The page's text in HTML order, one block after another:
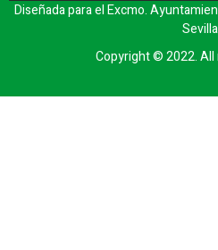
Diseñada para el Excmo.
Sevilla
Copyright © 2022.